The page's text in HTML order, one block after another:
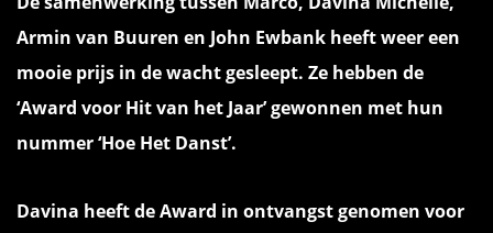
Armin van Buuren en John Ewbank heeft weer een
mooie prijs in de wacht gesleept. Ze hebben de
‘Award voor Hit van het Jaar’ gewonnen met hun
nummer ‘Hoe Het Danst’.
Davina heeft de Award in ontvangst genomen voor